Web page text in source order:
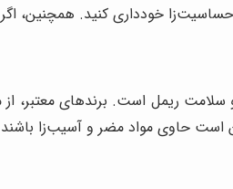
خودداری کنید. همچنین، اگر
ریمل است. برندهای معتبر،
است حاوی مواد مضر و آسیب‌زا